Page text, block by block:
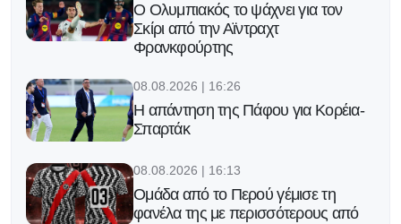
Ο Ολυμπιακός το ψάχνει για τον
Σκίρι από την Αϊντραχτ
Φρανκφούρτης
08.08.2026 | 16:26
Η απάντηση της Πάφου για Κορέια-
Σπαρτάκ
08.08.2026 | 16:13
Ομάδα από το Περού γέμισε τη
φανέλα της με περισσότερους από